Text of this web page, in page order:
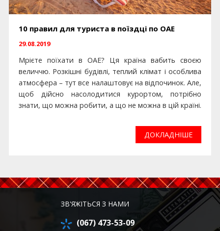
10 правил для туриста в поїздці по ОАЕ
29.08.2019
Мрієте поїхати в ОАЕ? Ця країна вабить своєю
величчю. Розкішні будівлі, теплий клімат і особлива
атмосфера – тут все налаштовує на відпочинок. Але,
щоб дійсно насолодитися курортом, потрібно
знати, що можна робити, а що не можна в цій країні.
ДОКЛАДНІШЕ
ЗВ'ЯЖІТЬСЯ З НАМИ
(067) 473-53-09